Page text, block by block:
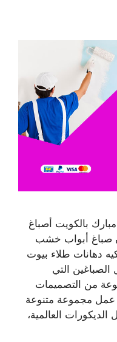
بالكويت أصباغ
صباغ أبواب خشب
دهانات طلاء بيوت
التي
من التصميمات
عمل مجموعة متنوعة
العالمية،